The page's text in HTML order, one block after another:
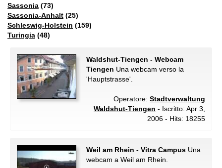
Sassonia (73)
Sassonia-Anhalt (25)
Schleswig-Holstein (159)
Turingia (48)
Waldshut-Tiengen - Webcam
Tiengen Una webcam verso la
'Hauptstrasse'.
Operatore: Stadtverwaltung
Waldshut-Tiengen - Iscritto: Apr 3,
2006 - Hits: 18255
Weil am Rhein - Vitra Campus Una
webcam a Weil am Rhein.